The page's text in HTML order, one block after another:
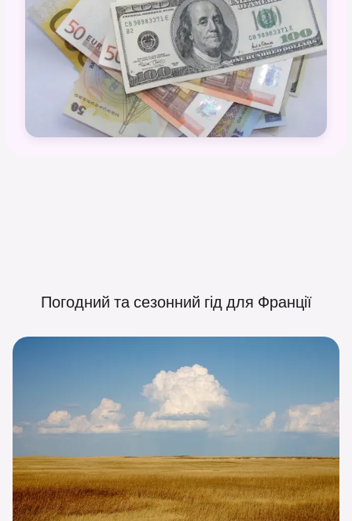
Погодний та сезонний гід для Франції